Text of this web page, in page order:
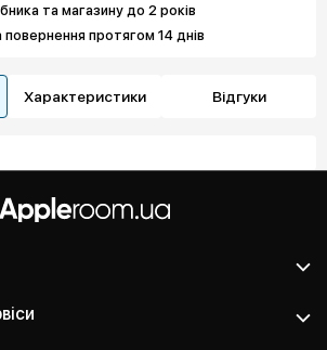
та магазину до 2 років
протягом 14 днів
Характеристики Відгуки